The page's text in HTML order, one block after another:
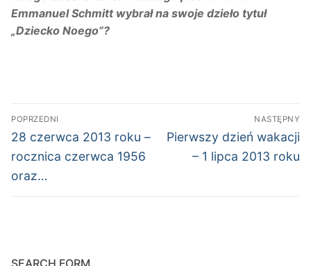
Emmanuel Schmitt wybrał na swoje dzieło tytuł
„Dziecko Noego”?
Nawigacja
wpisu
POPRZEDNI
Poprzedni
wpis:
28 czerwca 2013 roku –
rocznica czerwca 1956
oraz…
NASTĘPNY
Następny
wpis:
Pierwszy dzień wakacji
– 1 lipca 2013 roku